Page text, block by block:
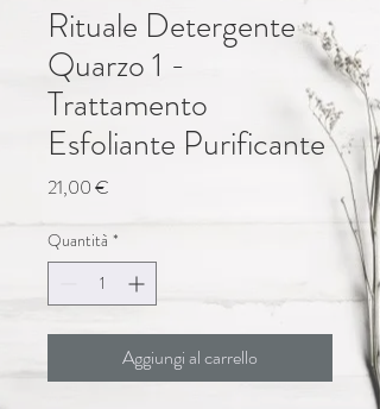
Rituale Detergente
Quarzo 1 -
Trattamento
Esfoliante Purificante
21,00 €
Quantità *
Aggiungi al carrello